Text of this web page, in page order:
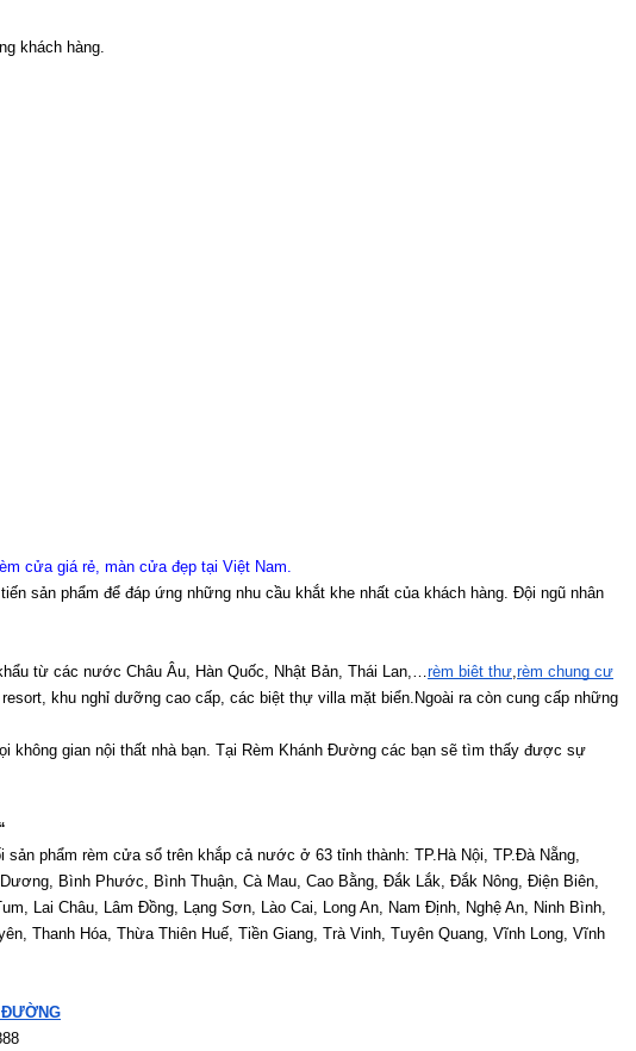
khách hàng.
cửa giá rẻ, màn cửa đẹp tại Việt Nam.
sản phẩm để đáp ứng những nhu cầu khắt khe nhất của khách hàng. Đội ngũ nhân
từ các nước Châu Âu, Hàn Quốc, Nhật Bản, Thái Lan,…rèm biệt thự,rèm chung cư
khu nghỉ dưỡng cao cấp, các biệt thự villa mặt biển.Ngoài ra còn cung cấp những
gian nội thất nhà bạn. Tại Rèm Khánh Đường các bạn sẽ tìm thấy được sự
phẩm rèm cửa sổ trên khắp cả nước ở 63 tỉnh thành: TP.Hà Nội, TP.Đà Nẵng,
Bình Phước, Bình Thuận, Cà Mau, Cao Bằng, Đắk Lắk, Đắk Nông, Điện Biên,
Lai Châu, Lâm Đồng, Lạng Sơn, Lào Cai, Long An, Nam Định, Nghệ An, Ninh Bình,
Thanh Hóa, Thừa Thiên Huế, Tiền Giang, Trà Vinh, Tuyên Quang, Vĩnh Long, Vĩnh
ĐƯỜNG